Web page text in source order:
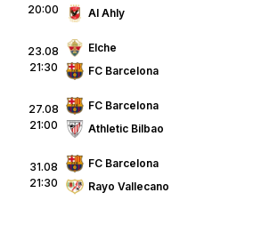
20:00
Al Ahly
23.08
21:30
Elche
FC Barcelona
27.08
21:00
FC Barcelona
Athletic Bilbao
31.08
21:30
FC Barcelona
Rayo Vallecano